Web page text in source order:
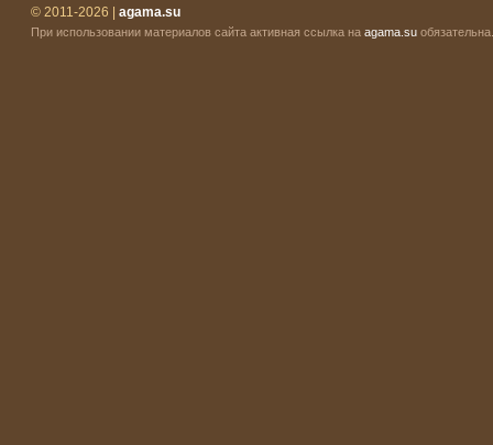
© 2011-2026 | agama.su
При использовании материалов сайта активная ссылка на agama.su обязательна.